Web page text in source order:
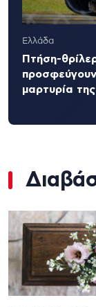
Ελλάδα
Πτήση-
προσφεύγουν
μαρτυρία